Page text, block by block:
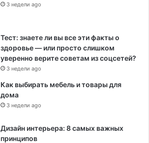
3 недели ago
Тест: знаете ли вы все эти факты о
здоровье — или просто слишком
уверенно верите советам из соцсетей?
3 недели ago
Как выбирать мебель и товары для
дома
3 недели ago
Дизайн интерьера: 8 самых важных
принципов